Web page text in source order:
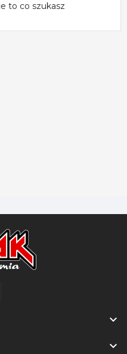
to co szukasz

